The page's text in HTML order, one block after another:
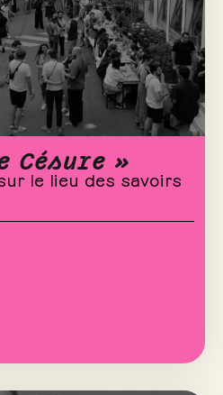
Césure »
le lieu des savoirs